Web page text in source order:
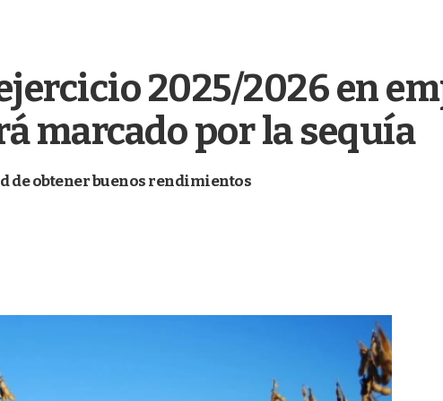
2025/2026 en
marcado por la sequía
de obtener buenos rendimientos